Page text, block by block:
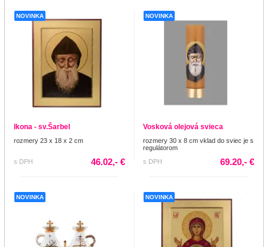
NOVINKA
Ikona - sv.Šarbel
rozmery 23 x 18 x 2 cm
s DPH 46.02,- €
NOVINKA
Vosková olejová svieca
rozmery 30 x 8 cm vklad do sviec je s
regulátorom
s DPH
69.20,- €
NOVINKA NOVINKA